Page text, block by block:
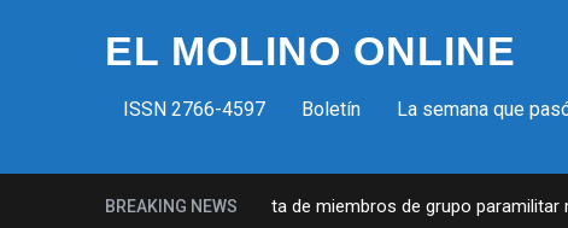
EL MOLINO ONLINE
ISSN 2766-4597 Boletín La semana que
BREAKING NEWS
Milicias fascistas en EUA: Lista de miembros de grupo paramilitar